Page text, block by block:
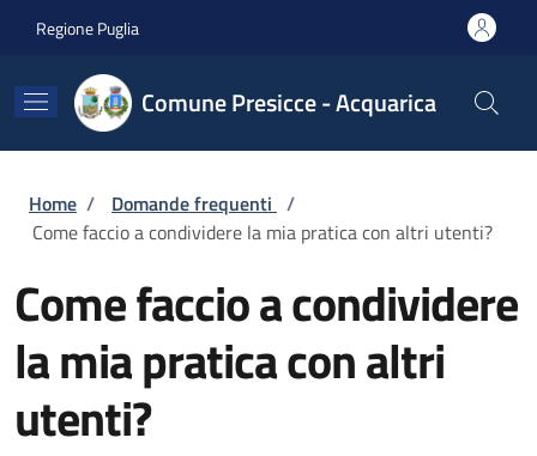
Regione Puglia
Comune Presicce - Acquarica
Briciole di pane
Home / Domande frequenti /
Come faccio a condividere la mia pratica con altri utenti?
Come faccio a condividere
la mia pratica con altri
utenti?